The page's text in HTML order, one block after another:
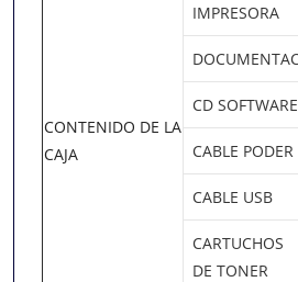
CONTENIDO DE LA
CAJA
IMPRESORA
CD SOFTWARE
CABLE PODER
CABLE USB
CARTUCHOS
DE TONER